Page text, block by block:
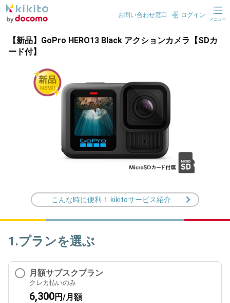
お問い合わせ窓口 ログイン
メニュー
【新品】GoPro HERO13 Black アクションカメラ【SDカ
ード付】
こんな時に便利！ kikitoサービス紹介
1.プランを選ぶ
月額サブスクプラン
クレカ払いのみ
6,300円/月額